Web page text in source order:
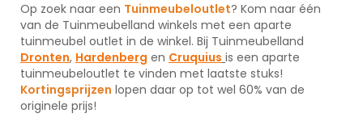
Op zoek naar een Tuinmeubeloutlet? Kom naar één
van de Tuinmeubelland winkels met een aparte
tuinmeubel outlet in de winkel. Bij Tuinmeubelland
Dronten, Hardenberg en Cruquius is een aparte
tuinmeubeloutlet te vinden met laatste stuks!
Kortingsprijzen lopen daar op tot wel 60% van de
originele prijs!